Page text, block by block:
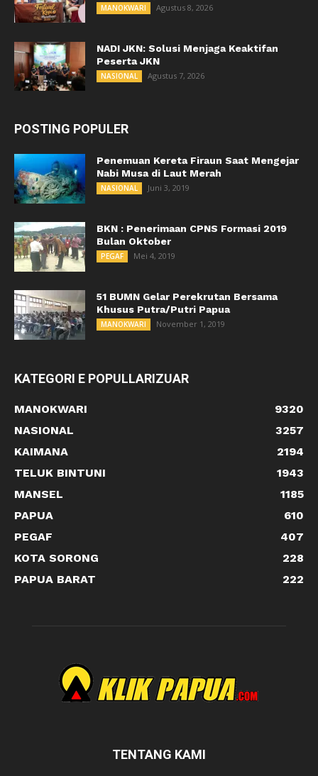
MANOKWARI Agustus 8, 2026
NADI JKN: Solusi Menjaga Keaktifan
Peserta JKN
NASIONAL Agustus 7, 2026
POSTING POPULER
Penemuan Kereta Firaun Saat Mengejar
Nabi Musa di Laut Merah
NASIONAL Juni 3, 2019
BKN : Penerimaan CPNS Formasi 2019
Bulan Oktober
PEGAF Mei 4, 2019
51 BUMN Gelar Perekrutan Bersama
Khusus Putra/Putri Papua
MANOKWARI November 1, 2019
KATEGORI E POPULLARIZUAR
MANOKWARI
9320
NASIONAL
3257
KAIMANA
2194
TELUK BINTUNI
1943
MANSEL
1185
PAPUA
610
PEGAF
407
KOTA SORONG
228
PAPUA BARAT
222
TENTANG KAMI